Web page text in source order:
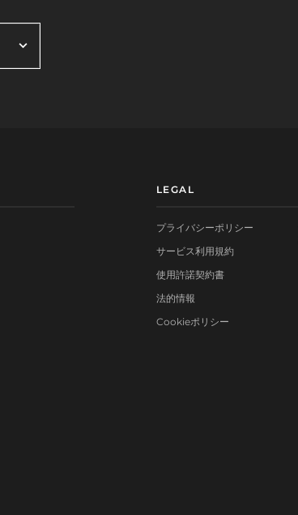
LEGAL
プライバシーポリシー
サービス利用規約
使用許諾契約書
法的情報
Cookieポリシー